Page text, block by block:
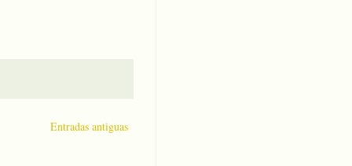
Entradas antiguas